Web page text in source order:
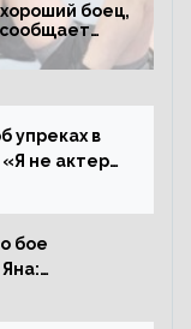
боец,
упреках в
не актер
бое